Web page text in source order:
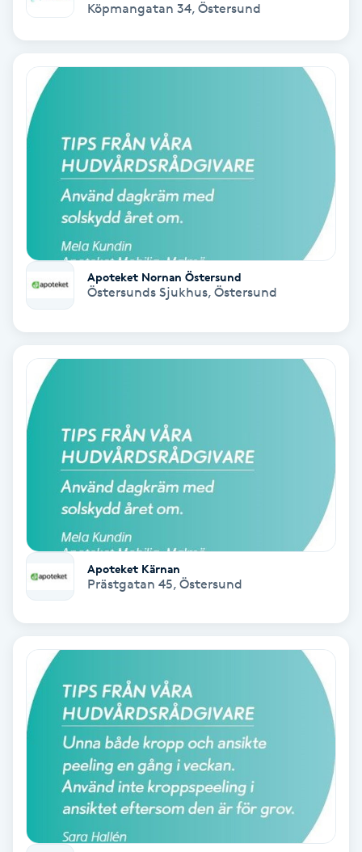
Senioryoga
Shiatsu
Singelfransar
Sjukgymnastik
Skalpmassage
Sklerosering
Skoinlägg
Skäggfärgning
Skäggklippning
Skäggtrimmning
Slingor
Sockring
Spa manikyr & pedikyr
Köpmangatan 34, Östersund
Apoteket Nornan Östersund
Östersunds Sjukhus, Östersund
Apoteket Kärnan
Prästgatan 45, Östersund